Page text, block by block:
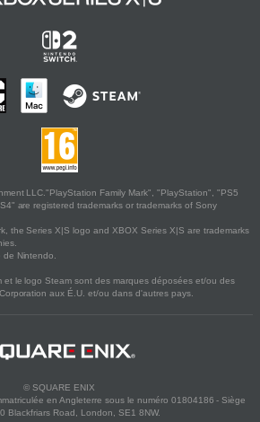
LLC."PlayStation Family Mark", "PlayStation", "PS5
are registered trademarks or trademarks of Sony
the Series X|S logo and XBOX Series X|S are trademarks
de Nintendo.
et le logo Steam sont des marques déposées et/ou des
aux É.U. et/ou dans d'autres pays.
© SQUARE ENIX
en Angleterre sous le numéro 01804186 - Siège
Blackfriars Road, London, SE1 8NW.